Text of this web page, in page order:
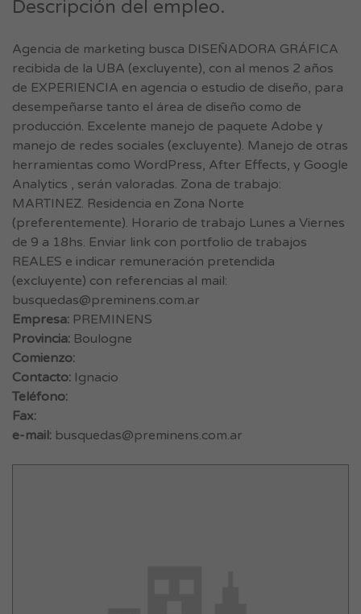
Descripción del empleo.
Agencia de marketing busca DISEÑADORA GRÁFICA
recibida de la UBA (excluyente), con al menos 2 años
de EXPERIENCIA en agencia o estudio de diseño, para
desempeñarse tanto el área de diseño como de
producción. Excelente manejo de paquete Adobe y
manejo de redes sociales (excluyente). Manejo de otras
herramientas como WordPress, After Effects, y Google
Analytics , serán valoradas. Zona de trabajo:
MARTINEZ. Residencia en Zona Norte
(preferentemente). Horario de trabajo Lunes a Viernes
de 9 a 18hs. Enviar link con portfolio de trabajos
REALES e indicar remuneración pretendida
(excluyente) con referencias al mail:
busquedas@preminens.com.ar
Empresa: PREMINENS
Provincia: Boulogne
Comienzo:
Contacto: Ignacio
Teléfono:
Fax:
e-mail: busquedas@preminens.com.ar